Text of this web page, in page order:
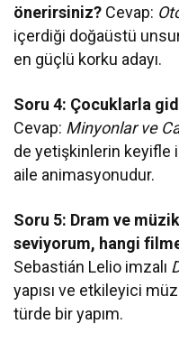
önerirsiniz? Cevap:
içerdiği doğaüstü
en güçlü korku adayı.
Soru 4: Çocuklarla
Cevap: Minyonlar ve
de yetişkinlerin keyifle
aile animasyonudur.
Soru 5: Dram ve
seviyorum, hangi
Sebastián Lelio imzalı
yapısı ve etkileyici
türde bir yapım.